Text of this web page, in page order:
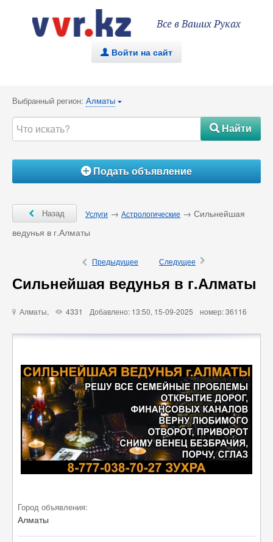
Все в Ваших Руках
. Войти на сайт
Выбранный регион: Алматы {
#Найти
ÁПодать объявление
Ô Назад Услуги → Астрологические → Сильнейшая
ведунья в г.Алматы
ÔПредыдущее ×
Следущее
Сильнейшая ведунья в г.Алматы
u Алматы, X 4331 Добавлено: 13:50, 15-09-2025 номер: 36116
Город объявления:
Алматы